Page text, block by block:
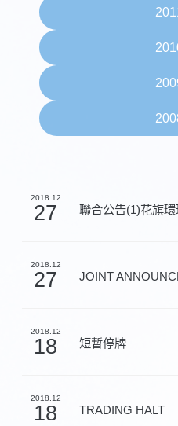
2018.12
27
2018.12
27
2018.12
18 短暫停牌
2018.12
18 TRADING HALT